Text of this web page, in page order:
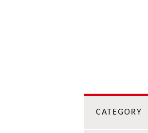
CATEGORY